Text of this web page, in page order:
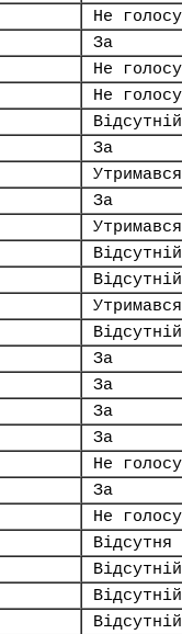
Не
За
Не
Не
Відсутній
За
Утримався
За
Утримався
Відсутній
Відсутній
Утримався
Відсутній
За
За
За
За
Не
За
Не
Відсутня
Відсутній
Відсутній
Відсутній